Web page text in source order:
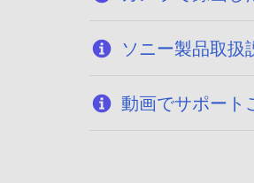
8
ソニー製品取扱
動画でサポート